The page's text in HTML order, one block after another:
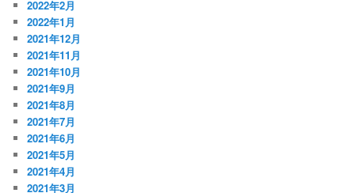
2022年2月
2022年1月
2021年12月
2021年11月
2021年10月
2021年9月
2021年8月
2021年7月
2021年6月
2021年5月
2021年4月
2021年3月